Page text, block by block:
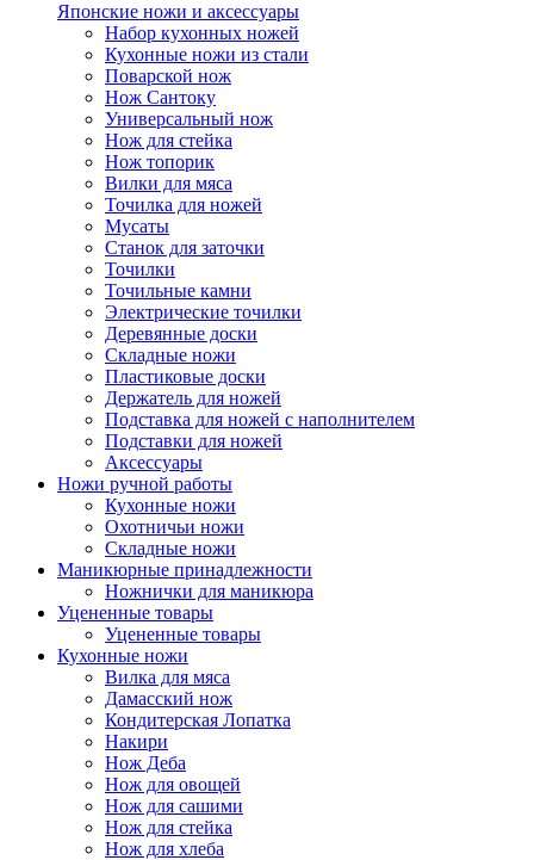
Японские ножи и аксессуары
Набор кухонных ножей
Кухонные ножи из стали
Поварской нож
Нож Сантоку
Универсальный нож
Нож для стейка
Нож топорик
Вилки для мяса
Точилка для ножей
Мусаты
Станок для заточки
Точилки
Точильные камни
Электрические точилки
Деревянные доски
Складные ножи
Пластиковые доски
Держатель для ножей
Подставка для ножей с наполнителем
Подставки для ножей
Аксессуары
Ножи ручной работы
Кухонные ножи
Охотничьи ножи
Складные ножи
Маникюрные принадлежности
Ножнички для маникюра
Уцененные товары
Уцененные товары
Кухонные ножи
Вилка для мяса
Дамасский нож
Кондитерская Лопатка
Накири
Нож Деба
Нож для овощей
Нож для сашими
Нож для стейка
Нож для хлеба